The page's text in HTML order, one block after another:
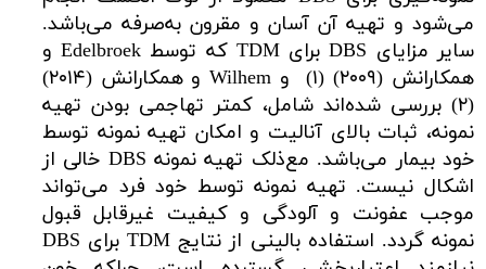
می‌شود و تهیه آن آسان و مقرون به‌صرفه می‌باشد.
سایر مزایای DBS برای TDM که توسط Edelbroek و
همکارانش (۲۰۰۹) (۱) و Wilhem و همکارانش (۲۰۱۴)
(۲) بررسی شده‌اند شامل، کمتر تهاجمی بودن تهیه
نمونه، ثبات بالای آنالیت و امکان تهیه نمونه توسط
خود بیمار می‌باشد. مع‌ذلک تهیه نمونه DBS خالی از
اشکال نیست. تهیه نمونه توسط خود فرد می‌تواند
موجب عفونت و آلودگی و کیفیت غیرقابل قبول
نمونه گردد. استفاده بالینی از نتایج TDM برای DBS